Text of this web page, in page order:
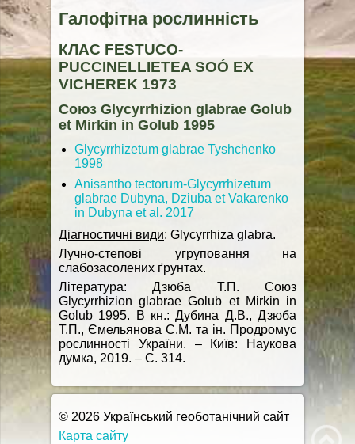
Галофітна рослинність
КЛАС FESTUCO-
PUCCINELLIETEA SOÓ EX
VICHEREK 1973
Союз Glycyrrhizion glabrae Golub
et Mirkin in Golub 1995
Glycyrrhizetum glabrae Tyshchenko
1998
Anisantho tectorum-Glycyrrhizetum
glabrae Dubyna, Dziuba et Vakarenko
in Dubyna et al. 2017
Діагностичні види: Glycyrrhiza glabra.
Лучно-степові угруповання на
слабозасолених ґрунтах.
Література: Дзюба Т.П. Союз
Glycyrrhizion glabrae Golub et Mirkin in
Golub 1995. В кн.: Дубина Д.В., Дзюба
Т.П., Ємельянова С.М. та ін. Продромус
рослинності України. – Київ: Наукова
думка, 2019. – С. 314.
© 2026 Український геоботанічний сайт
Карта сайту